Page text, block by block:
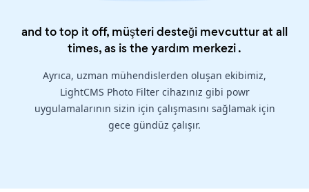
and to top it off, müşteri desteği mevcuttur at all
times, as is theyardım merkezi.
Ayrıca, uzman mühendislerden oluşan ekibimiz,
LightCMS Photo Filter cihazınız gibi powr
uygulamalarının sizin için çalışmasını sağlamak için
gece gündüz çalışır.